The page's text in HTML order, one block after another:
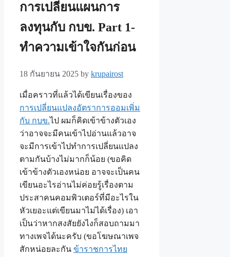
การเปลี่ยนแผนการ
ลงทุนกับ กบข. Part 1-
ทำความเข้าใจกันก่อน
18 กันยายน 2025 by krupairost
เมื่อคราวที่แล้วได้เขียนเรื่องของ
การเปลี่ยนแปลงอัตราการออมเพิ่ม
กับ กบข.ไป ผมก็คิดเข้าข้างตัวเอง
ว่าอาจจะมีคนเข้าไปอ่านแล้วอาจ
จะมีการเข้าไปทำการเปลี่ยนแปลง
ตามกันบ้างไม่มากก็น้อย (ขอคิด
เข้าข้างตัวเองหน่อย อาจจะเป็นคน
เขียนอะไรอ่านไม่ค่อยรู้เรื่องตาม
ประสาคนคอมพิวเตอร์ที่มีอะไรใน
หัวเยอะแต่เขียนมาไม่ได้เรื่อง) เอา
เป็นว่าหากสงสัยยังไงก็สอบถามมา
ทางเพจได้นะครับ (ขอโฆษณาเพจ
สักหน่อยละกัน ข้าราชการไทย